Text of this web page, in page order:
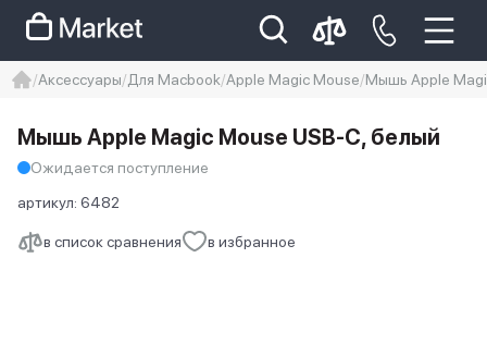
Iphone 14 pro max
айфон 14
Аксессуары Для Macbook Apple Magic Mouse Мышь Apple
в список сравнения в избранное
Мышь Apple Magic Mouse USB-C, белый
Ожидается поступление
артикул: 6482